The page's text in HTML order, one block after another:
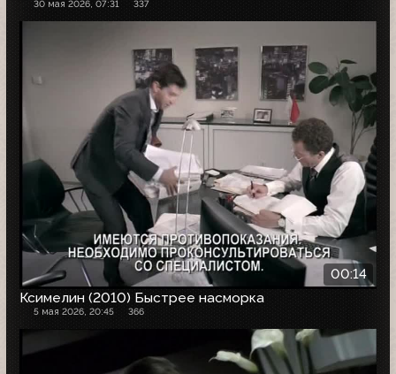
30 мая 2026, 07:31 337
00:14
Ксимелин (2010) Быстрее насморка
5 мая 2026, 20:45 366